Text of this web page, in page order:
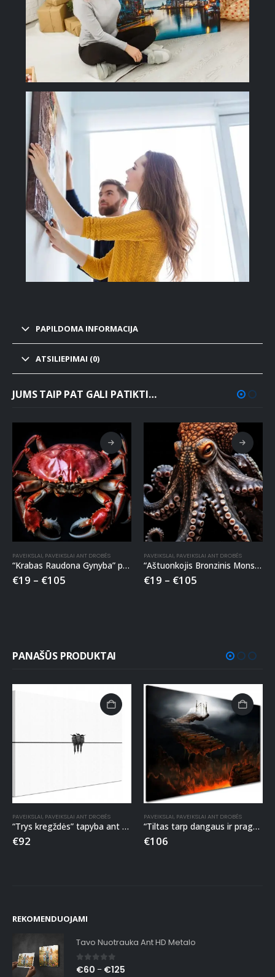
PAPILDOMA INFORMACIJA
ATSILIEPIMAI (0)
JUMS TAIP PAT GALI PATIKTI…
PAVEIKSLAI, PAVEIKSLAI ANT DROBĖS
“Krabas Raudona Gynyba” paveikslas ant drobės
€19 – €105
PAVEIKSLAI, PAVEIKSLAI ANT DROBĖS
“Aštuonkojis Bronzinis Monstras” paveikslas ant drobės
€19 – €105
PANAŠŪS PRODUKTAI
PAVEIKSLAI, PAVEIKSLAI ANT DROBĖS
“Trys kregždės” tapyba ant drobės
€92
PAVEIKSLAI, PAVEIKSLAI ANT DROBĖS
“Tiltas tarp dangaus ir pragaro” tapyba ant drobės
€106
REKOMENDUOJAMI
Tavo Nuotrauka Ant HD Metalo
0out of 5
€60 – €125